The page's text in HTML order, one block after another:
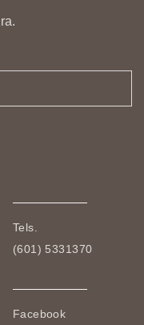
Tels.
(601) 5331370
Facebook